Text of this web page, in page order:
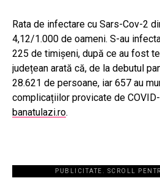
Rata de infectare cu Sars-Cov-2
4,12/1.000 de oameni. S-au
225 de timișeni, după ce au fost
județean arată că, de la debutul
28.621 de persoane, iar 657 au
complicațiilor provicate de
banatulazi.ro.
PUBLICITATE. SCROLL